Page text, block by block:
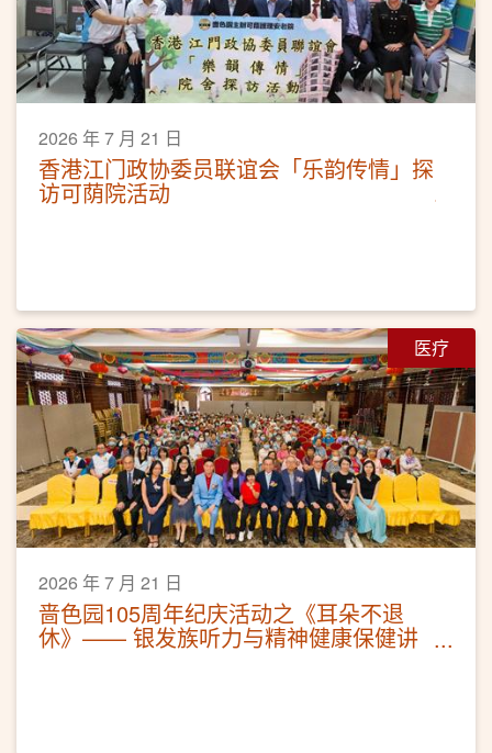
2026 年 7 月 21 日
香港江门政协委员联谊会「乐韵传情」探
访可荫院活动
医疗
2026 年 7 月 21 日
啬色园105周年纪庆活动之《耳朵不退
休》—— 银发族听力与精神健康保健讲